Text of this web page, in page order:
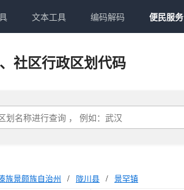
文本工具 编码解码 便民服务
社区行政区划代码
族景颇族自治州 / 陇川县 / 景罕镇